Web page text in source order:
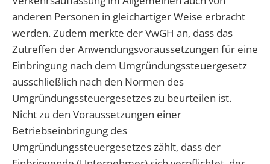
anderen Personen in gleichartiger Weise erbracht
werden. Zudem merkte der VwGH an, dass das
Zutreffen der Anwendungsvoraussetzungen für eine
Einbringung nach dem Umgründungssteuergesetz
ausschließlich nach den Normen des
Umgründungssteuergesetzes zu beurteilen ist.
Nicht zu den Voraussetzungen einer
Betriebseinbringung des
Umgründungssteuergesetzes zählt, dass der